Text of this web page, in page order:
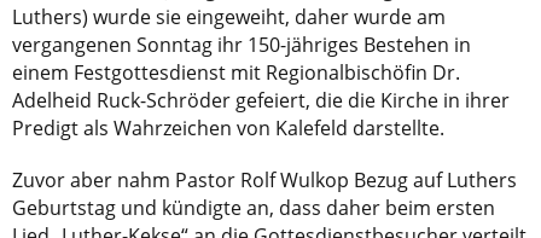
Luthers) wurde sie eingeweiht, daher wurde am
vergangenen Sonntag ihr 150-jähriges Bestehen in
einem Festgottesdienst mit Regionalbischöfin Dr.
Adelheid Ruck-Schröder gefeiert, die die Kirche in ihrer
Predigt als Wahrzeichen von Kalefeld darstellte.
Zuvor aber nahm Pastor Rolf Wulkop Bezug auf Luthers
Geburtstag und kündigte an, dass daher beim ersten